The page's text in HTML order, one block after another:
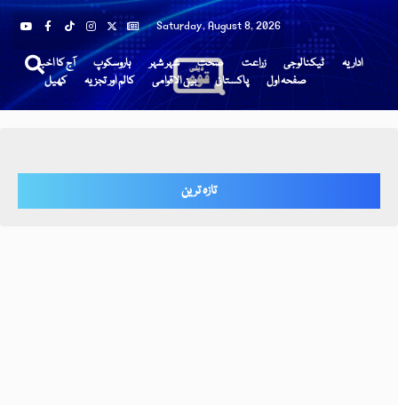
Saturday, August 8, 2026
آج کا اخبار ہاروسکوپ شہر شہر صحت زراعت ٹیکنالوجی
اداریہ
کھیل
کالم اور تجزیہ بین الاقوامی پاکستان صفحہ اول
تازہ ترین